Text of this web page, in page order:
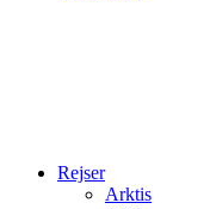
Rejser
Arktis